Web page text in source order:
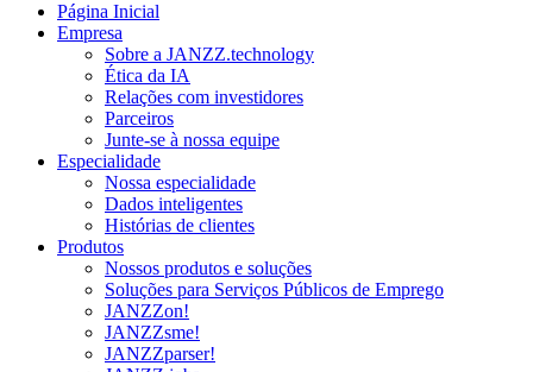
Página Inicial
Empresa
Sobre a JANZZ.technology
Ética da IA
Relações com investidores
Parceiros
Junte-se à nossa equipe
Especialidade
Nossa especialidade
Dados inteligentes
Histórias de clientes
Produtos
Nossos produtos e soluções
Soluções para Serviços Públicos de Emprego
JANZZon!
JANZZsme!
JANZZparser!